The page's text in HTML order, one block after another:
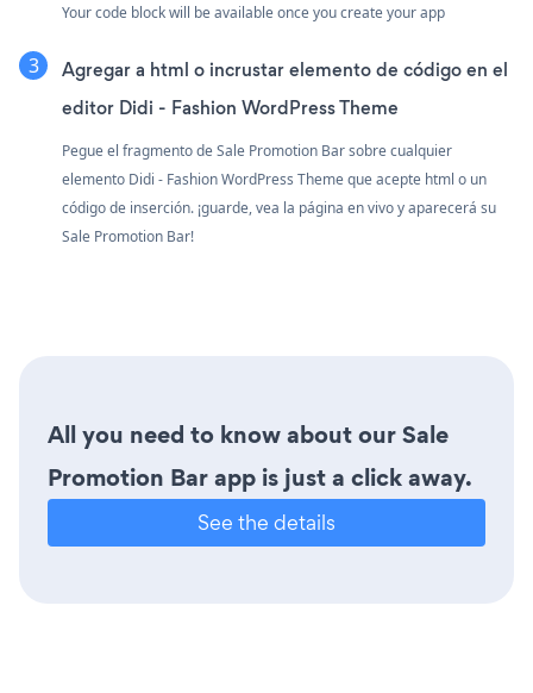
Your code block will be available once you create your app
Agregar a html o incrustar elemento de código en el
editor Didi - Fashion WordPress Theme
Pegue el fragmento de Sale Promotion Bar sobre cualquier
elemento Didi - Fashion WordPress Theme que acepte html o un
código de inserción. ¡guarde, vea la página en vivo y aparecerá su
Sale Promotion Bar!
All you need to know about our Sale
Promotion Bar app is just a click away.
See the details